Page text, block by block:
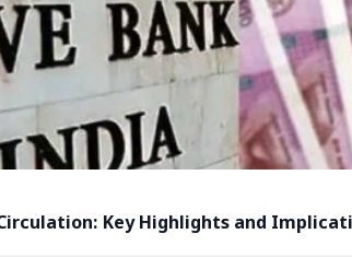
Key Highlights and